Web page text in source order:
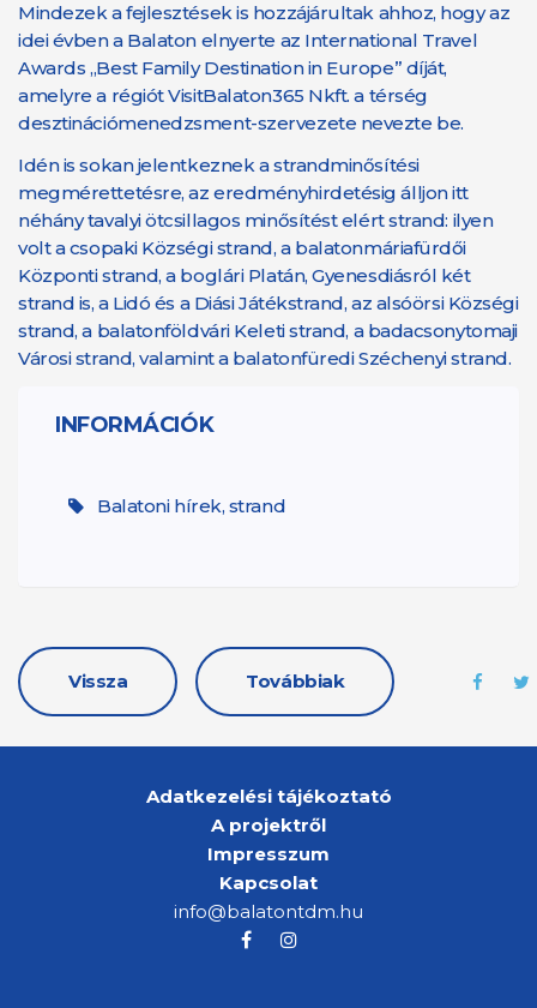
Mindezek a fejlesztések is hozzájárultak ahhoz, hogy az
idei évben a Balaton elnyerte az International Travel
Awards „Best Family Destination in Europe” díját,
amelyre a régiót VisitBalaton365 Nkft. a térség
desztinációmenedzsment-szervezete nevezte be.
Idén is sokan jelentkeznek a strandminősítési
megmérettetésre, az eredményhirdetésig álljon itt
néhány tavalyi ötcsillagos minősítést elért strand: ilyen
volt a csopaki Községi strand, a balatonmáriafürdői
Központi strand, a boglári Platán, Gyenesdiásról két
strand is, a Lidó és a Diási Játékstrand, az alsóörsi Községi
strand, a balatonföldvári Keleti strand, a badacsonytomaji
Városi strand, valamint a balatonfüredi Széchenyi strand.
INFORMÁCIÓK
Balatoni hírek, strand
Vissza Továbbiak
Adatkezelési tájékoztató
A projektről
Impresszum
Kapcsolat
info@balatontdm.hu